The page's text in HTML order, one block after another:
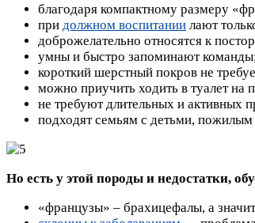
благодаря компактному размеру
при должном воспитании лают
доброжелательно относятся к
умны и быстро запоминают
короткий шерстный покров не
можно приучить ходить в туалет на
не требуют длительных и активных
подходят семьям с детьми,
Но есть у этой породы и недостатки,
«французы» – брахицефалы, а